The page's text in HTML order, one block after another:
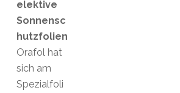
elektive
Sonnensc
hutzfolien
Orafol hat
sich am
Spezialfoli